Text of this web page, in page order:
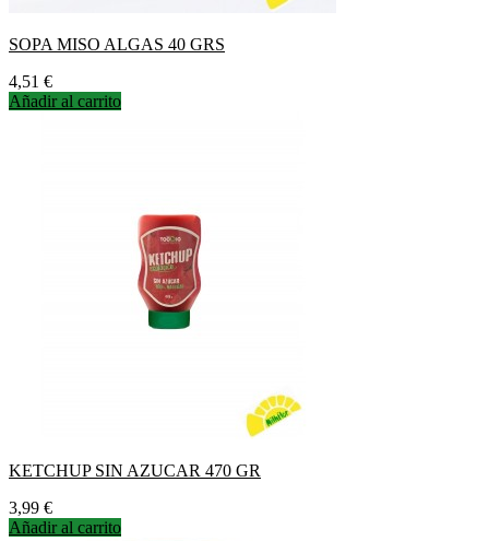
SOPA MISO ALGAS 40 GRS
Precio
4,51 €
Añadir al carrito
KETCHUP SIN AZUCAR 470 GR
Precio
3,99 €
Añadir al carrito